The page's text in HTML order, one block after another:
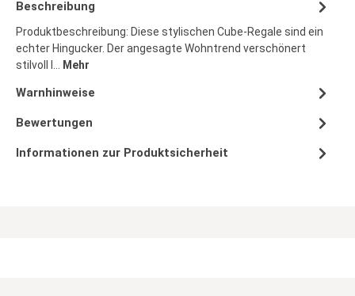
Beschreibung
Produktbeschreibung: Diese stylischen Cube-Regale sind ein
echter Hingucker. Der angesagte Wohntrend verschönert
stilvoll I… Mehr
Warnhinweise
Bewertungen
Informationen zur Produktsicherheit